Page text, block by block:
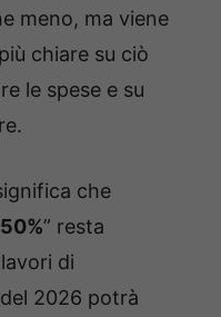
meno, ma viene
chiare su ciò
le spese e su
che
” resta
di
2026 potrà